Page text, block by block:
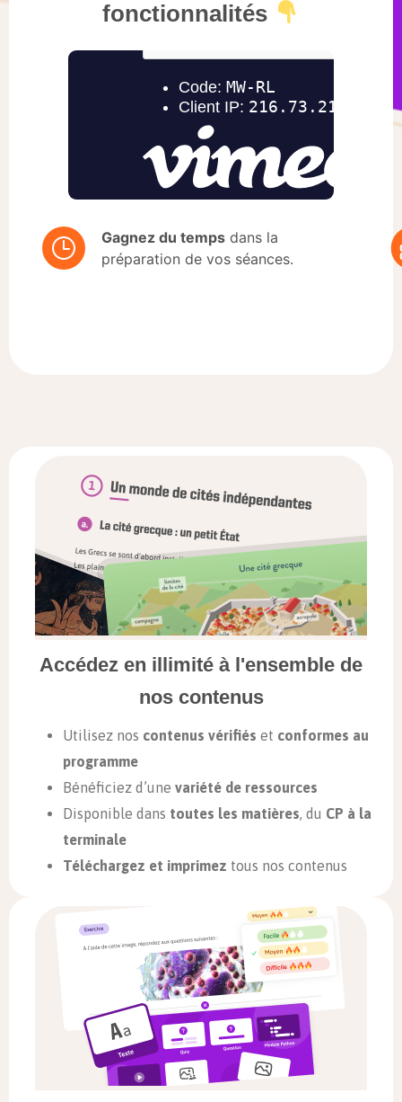
fonctionnalités
Gagnez du temps dans la
préparation de vos séances.
Accédez en illimité à l'ensemble de
nos contenus
Utilisez nos contenus vérifiés et conformes au
programme
Bénéficiez d’une variété de ressources
Disponible dans toutes les matières, du CP à la
terminale
Téléchargez et imprimez tous nos contenus